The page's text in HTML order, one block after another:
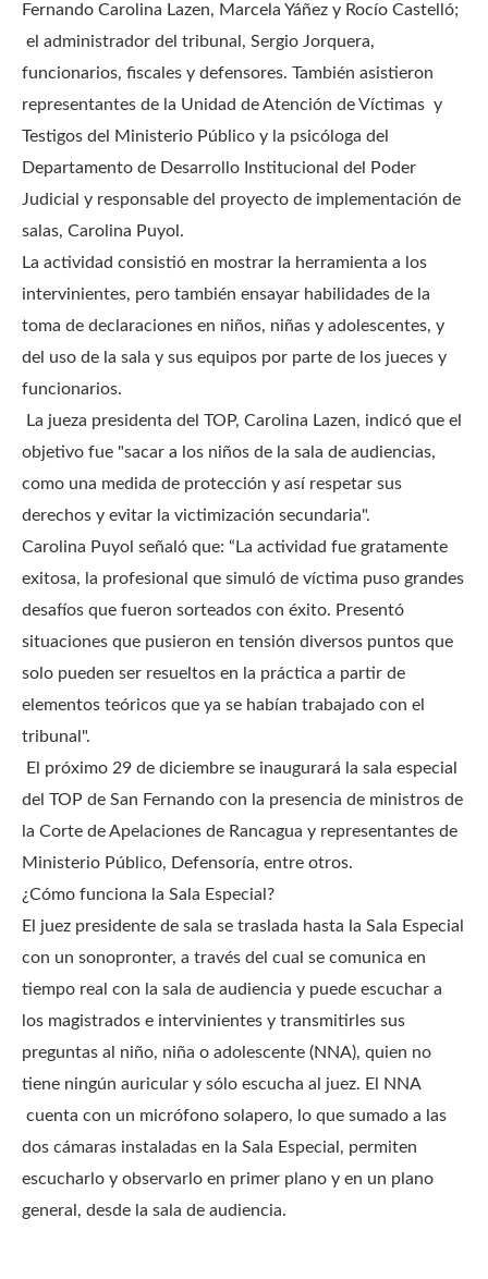
Fernando Carolina Lazen, Marcela Yáñez y Rocío Castelló;
el administrador del tribunal, Sergio Jorquera,
funcionarios, fiscales y defensores. También asistieron
representantes de la Unidad de Atención de Víctimas y
Testigos del Ministerio Público y la psicóloga del
Departamento de Desarrollo Institucional del Poder
Judicial y responsable del proyecto de implementación de
salas, Carolina Puyol.
La actividad consistió en mostrar la herramienta a los
intervinientes, pero también ensayar habilidades de la
toma de declaraciones en niños, niñas y adolescentes, y
del uso de la sala y sus equipos por parte de los jueces y
funcionarios.
La jueza presidenta del TOP, Carolina Lazen, indicó que el
objetivo fue "sacar a los niños de la sala de audiencias,
como una medida de protección y así respetar sus
derechos y evitar la victimización secundaria".
Carolina Puyol señaló que: “La actividad fue gratamente
exitosa, la profesional que simuló de víctima puso grandes
desafíos que fueron sorteados con éxito. Presentó
situaciones que pusieron en tensión diversos puntos que
solo pueden ser resueltos en la práctica a partir de
elementos teóricos que ya se habían trabajado con el
tribunal".
El próximo 29 de diciembre se inaugurará la sala especial
del TOP de San Fernando con la presencia de ministros de
la Corte de Apelaciones de Rancagua y representantes de
Ministerio Público, Defensoría, entre otros.
¿Cómo funciona la Sala Especial?
El juez presidente de sala se traslada hasta la Sala Especial
con un sonopronter, a través del cual se comunica en
tiempo real con la sala de audiencia y puede escuchar a
los magistrados e intervinientes y transmitirles sus
preguntas al niño, niña o adolescente (NNA), quien no
tiene ningún auricular y sólo escucha al juez. El NNA
cuenta con un micrófono solapero, lo que sumado a las
dos cámaras instaladas en la Sala Especial, permiten
escucharlo y observarlo en primer plano y en un plano
general, desde la sala de audiencia.